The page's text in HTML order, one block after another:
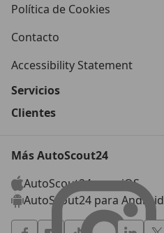
Política de Cookies
Contacto
Accessibility Statement
Servicios
Clientes
Más AutoScout24
AutoScout24 para iOS
AutoScout24 para Android